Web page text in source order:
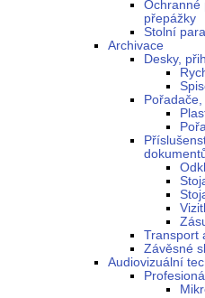
Ochranné
přepážky
Stolní
Archivace
Desky,
Transport
Závěsné
Audiovizuální